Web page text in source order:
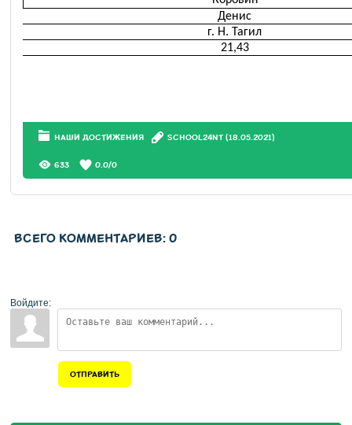
Денис
г. Н. Тагил
21,43
НАШИ ДОСТИЖЕНИЯ SCHOOL24NT (18.05.2021)
633 0.0/0
ВСЕГО КОММЕНТАРИЕВ:0
Войдите:
ОТПРАВИТЬ